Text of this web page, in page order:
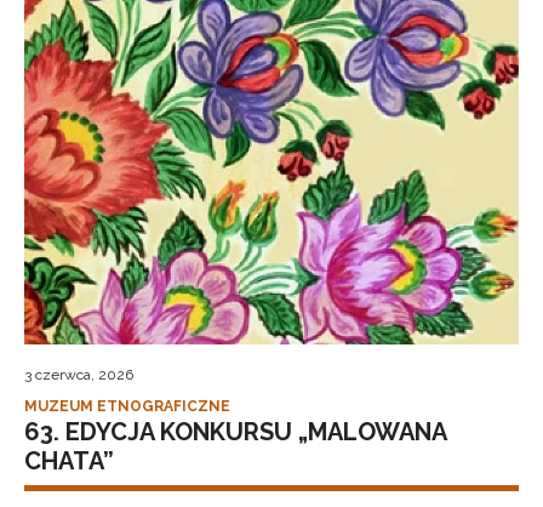
3 czerwca, 2026
MUZEUM ETNOGRAFICZNE
63. EDYCJA KONKURSU „MALOWANA
CHATA”